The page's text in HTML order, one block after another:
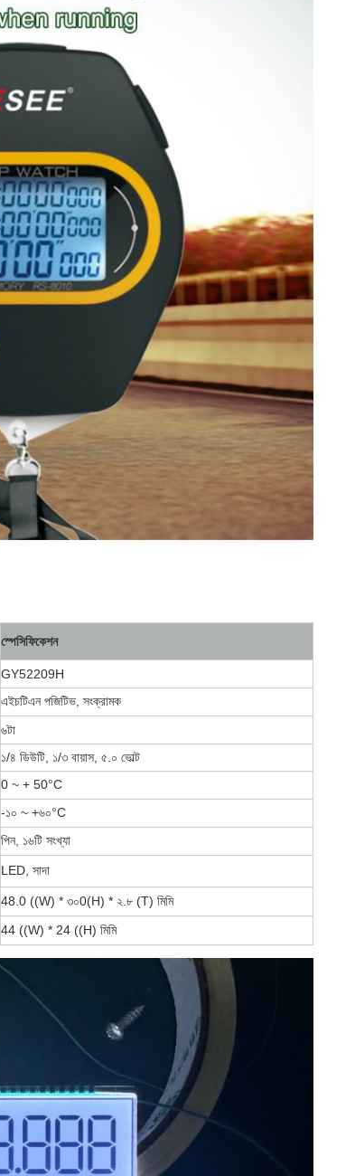
স্পেসিফিকেশন
GY52209H
এইচটিএন পজিটিভ, সংক্রামক
৬টা
১/৪ ডিউটি, ১/৩ বায়াস, ৫.০ ভোল্ট
0 ~ + 50°C
-১০ ~ +৬০°C
পিন, ১৬টি সংখ্যা
LED, সাদা
48.0 ((W) * ৩০0(H) * ২.৮ (T) মিমি
44 ((W) * 24 ((H) মিমি